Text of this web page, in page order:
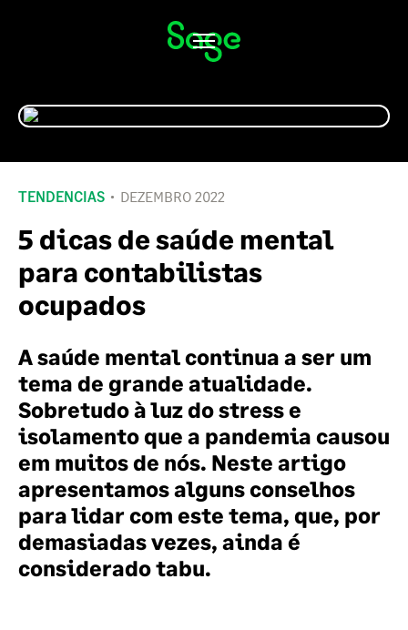
Alternar
navegação
TENDENCIAS DEZEMBRO 2022
5 dicas de saúde mental
para contabilistas
ocupados
A saúde mental continua a ser um
tema de grande atualidade.
Sobretudo à luz do stress e
isolamento que a pandemia causou
em muitos de nós. Neste artigo
apresentamos alguns conselhos
para lidar com este tema, que, por
demasiadas vezes, ainda é
considerado tabu.